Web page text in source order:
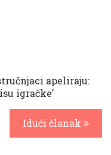
apeliraju:
igračke'
Idući članak